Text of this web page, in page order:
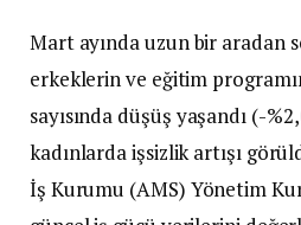
Mart ayında uzun bir aradan
erkeklerin ve eğitim
sayısında düşüş yaşandı (-
kadınlarda işsizlik artışı
İş Kurumu (AMS) Yönetim